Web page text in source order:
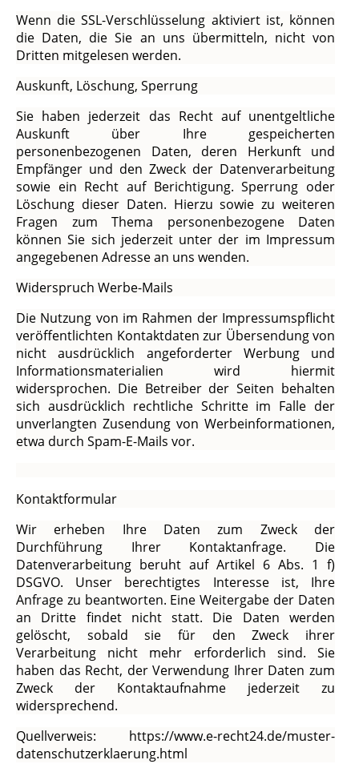
Wenn die SSL-Verschlüsselung aktiviert ist, können
die Daten, die Sie an uns übermitteln, nicht von
Dritten mitgelesen werden.
Auskunft, Löschung, Sperrung
Sie haben jederzeit das Recht auf unentgeltliche
Auskunft über Ihre gespeicherten
personenbezogenen Daten, deren Herkunft und
Empfänger und den Zweck der Datenverarbeitung
sowie ein Recht auf Berichtigung. Sperrung oder
Löschung dieser Daten. Hierzu sowie zu weiteren
Fragen zum Thema personenbezogene Daten
können Sie sich jederzeit unter der im Impressum
angegebenen Adresse an uns wenden.
Widerspruch Werbe-Mails
Die Nutzung von im Rahmen der Impressumspflicht
veröffentlichten Kontaktdaten zur Übersendung von
nicht ausdrücklich angeforderter Werbung und
Informationsmaterialien wird hiermit
widersprochen. Die Betreiber der Seiten behalten
sich ausdrücklich rechtliche Schritte im Falle der
unverlangten Zusendung von Werbeinformationen,
etwa durch Spam-E-Mails vor.
Kontaktformular
Wir erheben Ihre Daten zum Zweck der
Durchführung Ihrer Kontaktanfrage. Die
Datenverarbeitung beruht auf Artikel 6 Abs. 1 f)
DSGVO. Unser berechtigtes Interesse ist, Ihre
Anfrage zu beantworten. Eine Weitergabe der Daten
an Dritte findet nicht statt. Die Daten werden
gelöscht, sobald sie für den Zweck ihrer
Verarbeitung nicht mehr erforderlich sind. Sie
haben das Recht, der Verwendung Ihrer Daten zum
Zweck der Kontaktaufnahme jederzeit zu
widersprechend.
Quellverweis: https://www.e-recht24.de/muster-
datenschutzerklaerung.html